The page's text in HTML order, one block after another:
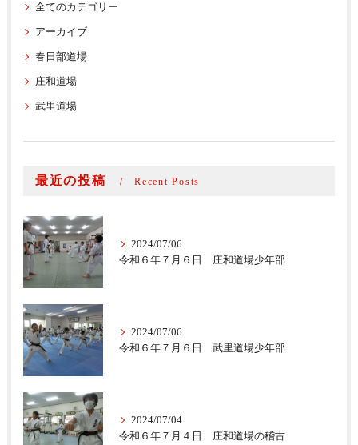
全てのカテゴリー
アーカイブ
春日部道場
庄和道場
武里道場
最近の投稿 Recent Posts
2024/07/06
令和６年７月６日 庄和道場少年部
2024/07/06
令和６年７月６日 武里道場少年部
2024/07/04
令和６年７月４日 庄和道場の稽古